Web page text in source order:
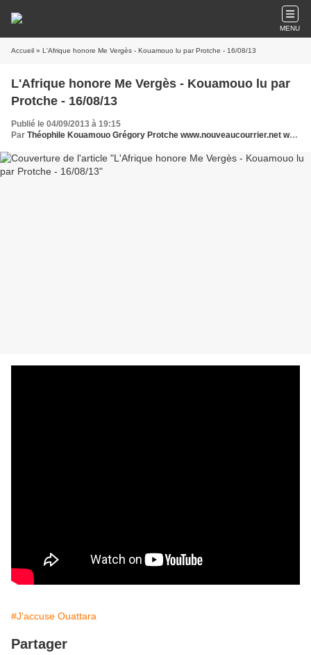
MENU
Accueil » L'Afrique honore Me Vergès - Kouamouo lu par Protche - 16/08/13
L'Afrique honore Me Vergès - Kouamouo lu par
Protche - 16/08/13
Publié le 04/09/2013 à 19:15
Par Théophile Kouamouo Grégory Protche www.nouveaucourrier.net www.legrigriinternational.com
#J'accuse Ouattara
Partager